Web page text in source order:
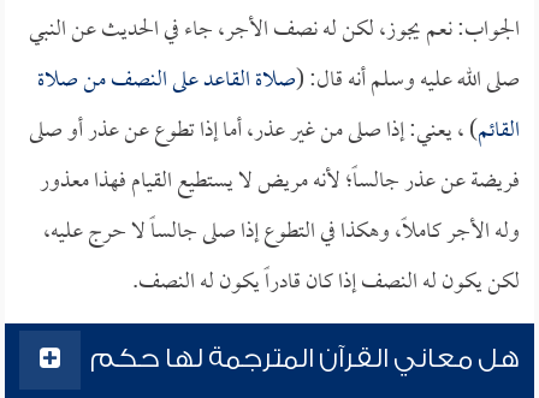
الجواب: نعم يجوز، لكن له نصف الأجر، جاء في الحديث عن النبي
صلى الله عليه وسلم أنه قال: (صلاة القاعد على النصف من صلاة
القائم) ، يعني: إذا صلى من غير عذر، أما إذا تطوع عن عذر أو صلى
فريضة عن عذر جالساً؛ لأنه مريض لا يستطيع القيام فهذا معذور
وله الأجر كاملاً، وهكذا في التطوع إذا صلى جالساً لا حرج عليه،
لكن يكون له النصف إذا كان قادراً يكون له النصف.
هل معاني القرآن المترجمة لها حكم